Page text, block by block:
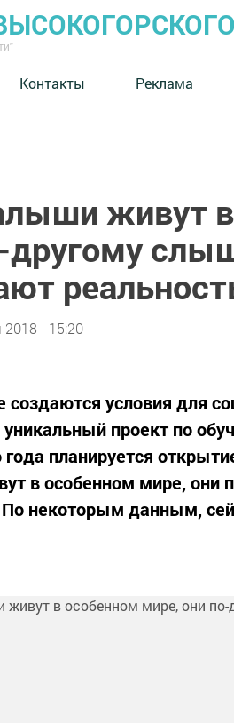
Контакты Реклама
живут
другому
2018 - 15:20
создаются условия для
уникальный проект по
планируется
в особенном мире, они
По некоторым данным,